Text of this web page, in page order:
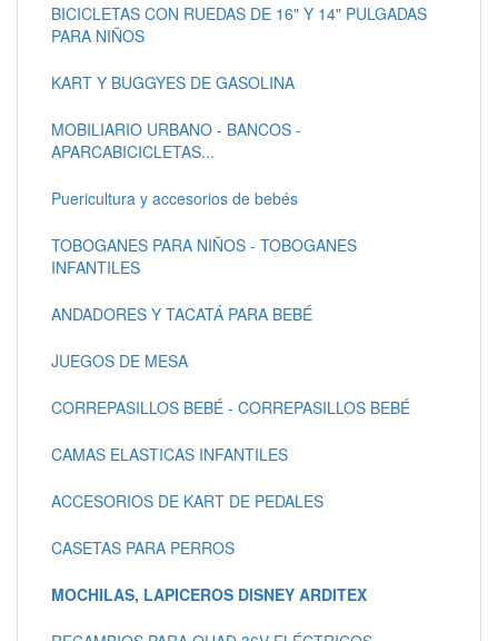
BICICLETAS CON RUEDAS DE 16" Y 14" PULGADAS
PARA NIÑOS
KART Y BUGGYES DE GASOLINA
MOBILIARIO URBANO - BANCOS -
APARCABICICLETAS...
Puericultura y accesorios de bebés
TOBOGANES PARA NIÑOS - TOBOGANES
INFANTILES
ANDADORES Y TACATÁ PARA BEBÉ
JUEGOS DE MESA
CORREPASILLOS BEBÉ - CORREPASILLOS BEBÉ
CAMAS ELASTICAS INFANTILES
ACCESORIOS DE KART DE PEDALES
CASETAS PARA PERROS
MOCHILAS, LAPICEROS DISNEY ARDITEX